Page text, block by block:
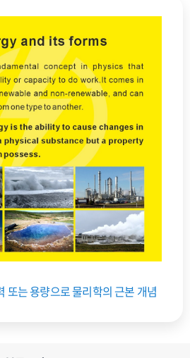
또는 용량으로 물리학의 근본 개념